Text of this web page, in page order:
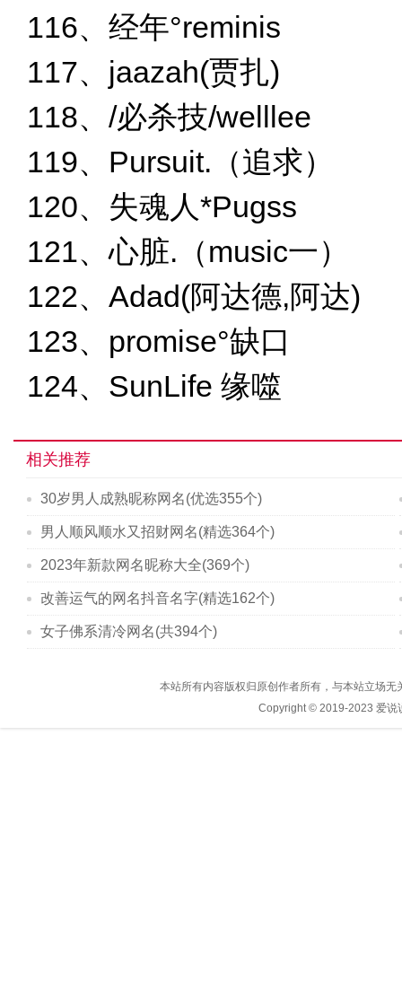
116、经年°reminis
117、jaazah(贾扎)
118、/必杀技/welllee
119、Pursuit.（追求）
120、失魂人*Pugss
121、心脏.（music一）
122、Adad(阿达德,阿达)
123、promise°缺口
124、SunLife 缘噬
相关推荐
30岁男人成熟昵称网名(优选355个)
男人顺风顺水又招财网名(精选364个)
2023年新款网名昵称大全(369个)
改善运气的网名抖音名字(精选162个)
女子佛系清冷网名(共394个)
本站所有内容版权归原创作者所有，与本站立场
Copyright © 2019-2023 爱说